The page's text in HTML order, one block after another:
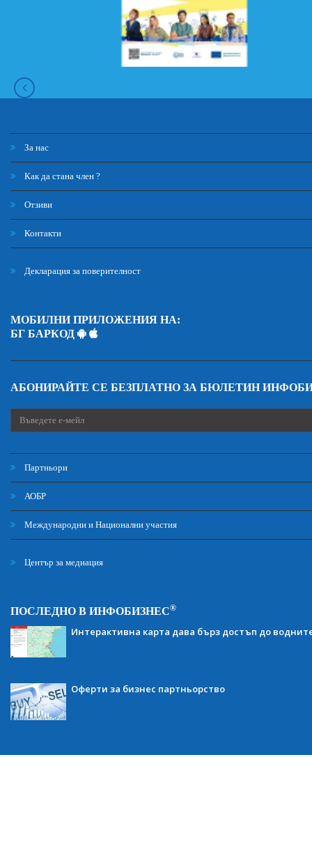
За нас
Как да стана член ?
Отзиви
Контакти
Декларация за поверителност
МОБИЛНИ ПРИЛОЖЕНИЯ НА:
БГ БАРКОД
АБОНИРАЙТЕ СЕ БЕЗПЛАТНО ЗА БЮЛЕТИН
Партньори
АОБР
Международни и Национални участия
Център за медиация
ПОСЛЕДНО В ИНФОБИЗНЕС®
Интерактивна карта дава бърз достъп до
Оферти за бизнес партньорство